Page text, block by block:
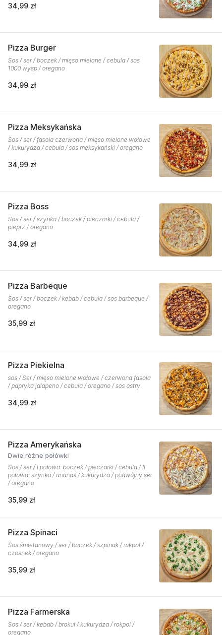
34,99 zł
Pizza Burger
Sos / ser / boczek / mięso mielone / cebula / sos
1000 wysp / oregano
34,99 zł
Pizza Meksykańska
Sos / ser / fasola czerwona / mięso mielone wołowe
/ kukurydza / cebula / sos meksykański / oregano
34,99 zł
Pizza Boss
Sos / ser / szynka / boczek / pieczarki / cebula /
pieprz / oregano
34,99 zł
Pizza Barbeque
Sos / ser / boczek / kebab / cebula / sos barbeque /
oregano
35,99 zł
Pizza Piekielna
sos / Ser / mięso mielone wołowe / czerwona fasola
/ papryka jalapeno / cebula / oregano / sos ostry
34,99 zł
Pizza Amerykańska
Dwie różne połówki
Sos / ser / I połowa: boczek / pieczarki / cebula / II
połowa: szynka / ananas / kukurydza / podwójny ser
/ oregano
35,99 zł
Pizza Spinaci
Sos śmietanowy / ser / boczek / szpinak / rokpol /
czosnek / oregano
35,99 zł
Pizza Farmerska
Sos / ser / kebab / brokuł / kukurydza / rokpol /
oregano